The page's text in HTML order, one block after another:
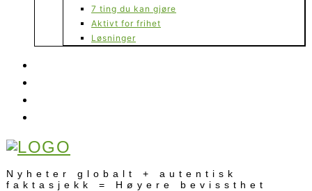
7 ting du kan gjøre
Aktivt for frihet
Løsninger
Nyheter globalt + autentisk
faktasjekk = Høyere bevissthet